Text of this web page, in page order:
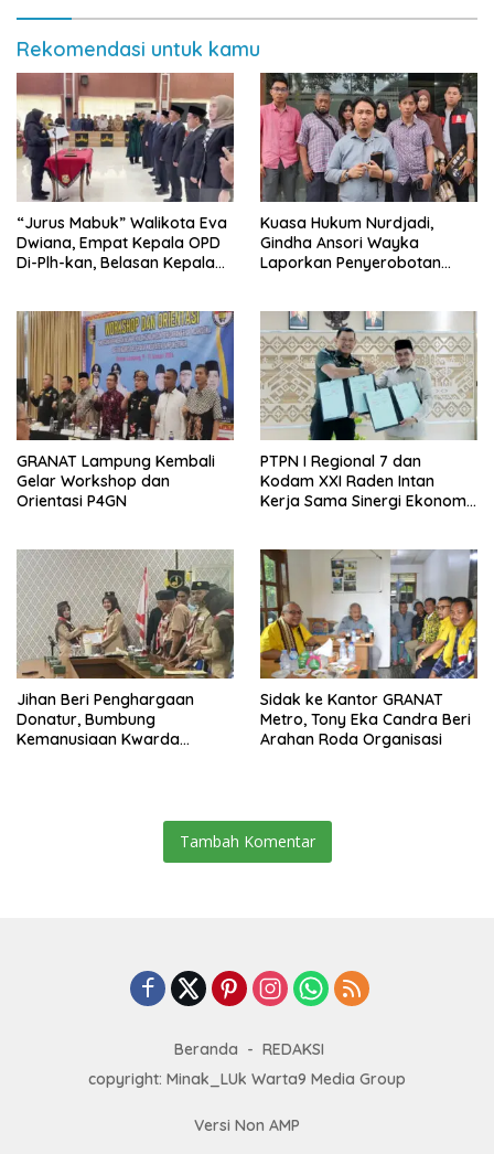
Rekomendasi untuk kamu
“Jurus Mabuk” Walikota Eva
Dwiana, Empat Kepala OPD
Di-Plh-kan, Belasan Kepala
Kuasa Hukum Nurdjadi,
Gindha Ansori Wayka
Laporkan Penyerobotan
GRANAT Lampung Kembali
Gelar Workshop dan
Orientasi P4GN
PTPN I Regional 7 dan
Kodam XXI Raden Intan
Kerja Sama Sinergi Ekonomi
Jihan Beri Penghargaan
Donatur, Bumbung
Kemanusiaan Kwarda
‎Sidak ke Kantor GRANAT
Metro, Tony Eka Candra Beri
Arahan Roda Organisasi
Tambah Komentar
Beranda
REDAKSI
copyright: Minak_LUk Warta9 Media Group
Versi Non AMP